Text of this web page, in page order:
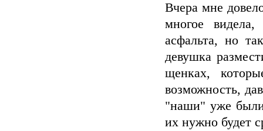
Вчера мне
многое
асфальта, но
девушка
щенках,
возможность,
"наши" уже
их нужно будет